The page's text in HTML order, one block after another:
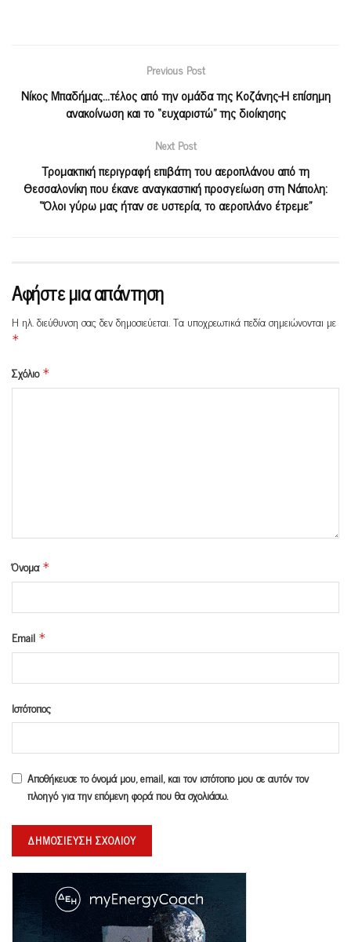
Previous Post
Νίκος Μπαδήμας…τέλος από την ομάδα της Κοζάνης-Η επίσημη
ανακοίνωση και το “ευχαριστώ” της διοίκησης
Next Post
Τρομακτική περιγραφή επιβάτη του αεροπλάνου από τη
Θεσσαλονίκη που έκανε αναγκαστική προσγείωση στη Νάπολη:
“Όλοι γύρω μας ήταν σε υστερία, το αεροπλάνο έτρεμε”
Αφήστε μια απάντηση
Η ηλ. διεύθυνση σας δεν δημοσιεύεται.Τα υποχρεωτικά πεδία σημειώνονται με
*
Σχόλιο *
Όνομα *
Email *
Ιστότοπος
Αποθήκευσε το όνομά μου, email, και τον ιστότοπο μου σε αυτόν τον
πλοηγό για την επόμενη φορά που θα σχολιάσω.